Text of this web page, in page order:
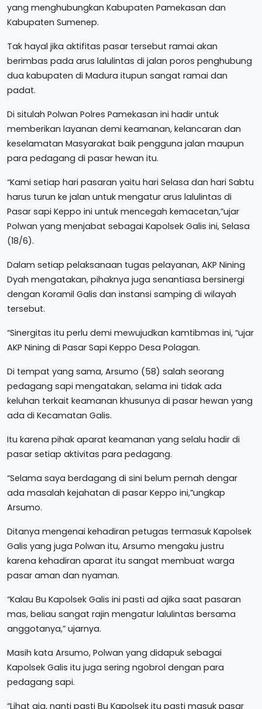
yang menghubungkan Kabupaten Pamekasan dan
Kabupaten Sumenep.
Tak hayal jika aktifitas pasar tersebut ramai akan
berimbas pada arus lalulintas di jalan poros penghubung
dua kabupaten di Madura itupun sangat ramai dan
padat.
Di situlah Polwan Polres Pamekasan ini hadir untuk
memberikan layanan demi keamanan, kelancaran dan
keselamatan Masyarakat baik pengguna jalan maupun
para pedagang di pasar hewan itu.
“Kami setiap hari pasaran yaitu hari Selasa dan hari Sabtu
harus turun ke jalan untuk mengatur arus lalulintas di
Pasar sapi Keppo ini untuk mencegah kemacetan,”ujar
Polwan yang menjabat sebagai Kapolsek Galis ini, Selasa
(18/6).
Dalam setiap pelaksanaan tugas pelayanan, AKP Nining
Dyah mengatakan, pihaknya juga senantiasa bersinergi
dengan Koramil Galis dan instansi samping di wilayah
tersebut.
“Sinergitas itu perlu demi mewujudkan kamtibmas ini, “ujar
AKP Nining di Pasar Sapi Keppo Desa Polagan.
Di tempat yang sama, Arsumo (58) salah seorang
pedagang sapi mengatakan, selama ini tidak ada
keluhan terkait keamanan khusunya di pasar hewan yang
ada di Kecamatan Galis.
Itu karena pihak aparat keamanan yang selalu hadir di
pasar setiap aktivitas para pedagang.
“Selama saya berdagang di sini belum pernah dengar
ada masalah kejahatan di pasar Keppo ini,”ungkap
Arsumo.
Ditanya mengenai kehadiran petugas termasuk Kapolsek
Galis yang juga Polwan itu, Arsumo mengaku justru
karena kehadiran aparat itu sangat membuat warga
pasar aman dan nyaman.
“Kalau Bu Kapolsek Galis ini pasti ad ajika saat pasaran
mas, beliau sangat rajin mengatur lalulintas bersama
anggotanya,” ujarnya.
Masih kata Arsumo, Polwan yang didapuk sebagai
Kapolsek Galis itu juga sering ngobrol dengan para
pedagang sapi.
“Lihat aja, nanti pasti Bu Kapolsek itu pasti masuk pasar